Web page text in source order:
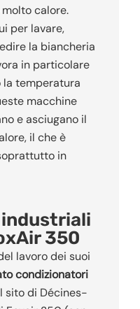
calore.
per lavare,
la biancheria
in particolare
temperatura
macchine
e asciugano il
il che è
in
350
lavoro dei suoi
condizionatori
sito di Décines-